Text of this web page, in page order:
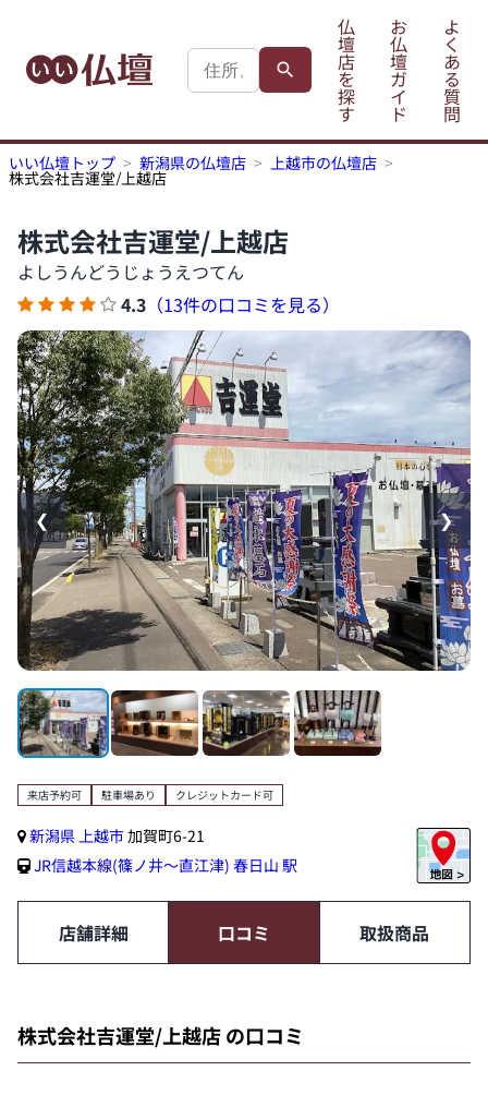
仏
壇
店
を
探
す
お
仏
壇
ガ
イ
ド
よ
く
あ
る
質
問
いい仏壇トップ 新潟県の仏壇店 上越市の仏壇店
株式会社吉運堂/上越店
株式会社吉運堂/上越店
よしうんどうじょうえつてん
4.3 （13件の口コミを見る）
❮ ❯
来店予約可 駐車場あり クレジットカード可
新潟県上越市加賀町6-21
JR信越本線(篠ノ井～直江津) 春日山 駅
店舗詳細 口コミ 取扱商品
株式会社吉運堂/上越店 の口コミ